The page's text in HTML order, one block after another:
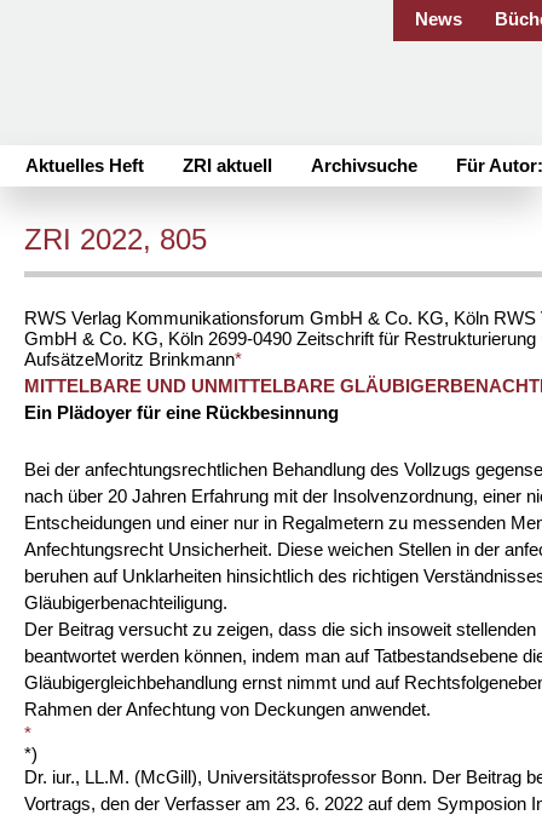
News
Aktuelles Heft ZRI aktuell Archivsuche Für
ZRI 2022, 805
RWS Verlag Kommunikationsforum GmbH & Co. KG, Köln RWS
GmbH & Co. KG, Köln 2699-0490 Zeitschrift für Restrukturierung
AufsätzeMoritz Brinkmann*
MITTELBARE UND UNMITTELBARE
Ein Plädoyer für eine Rückbesinnung
Bei der anfechtungsrechtlichen Behandlung des Vollzugs
nach über 20 Jahren Erfahrung mit der Insolvenzordnung, einer
Entscheidungen und einer nur in Regalmetern zu messenden
Anfechtungsrecht Unsicherheit. Diese weichen Stellen in der
beruhen auf Unklarheiten hinsichtlich des richtigen
Gläubigerbenachteiligung.
Der Beitrag versucht zu zeigen, dass die sich insoweit
beantwortet werden können, indem man auf Tatbestandsebene
Gläubigergleichbehandlung ernst nimmt und auf
Rahmen der Anfechtung von Deckungen anwendet.
*
*)
Dr. iur., LL.M. (McGill), Universitätsprofessor Bonn. Der Beitrag
Vortrags, den der Verfasser am 23. 6. 2022 auf dem Symposion